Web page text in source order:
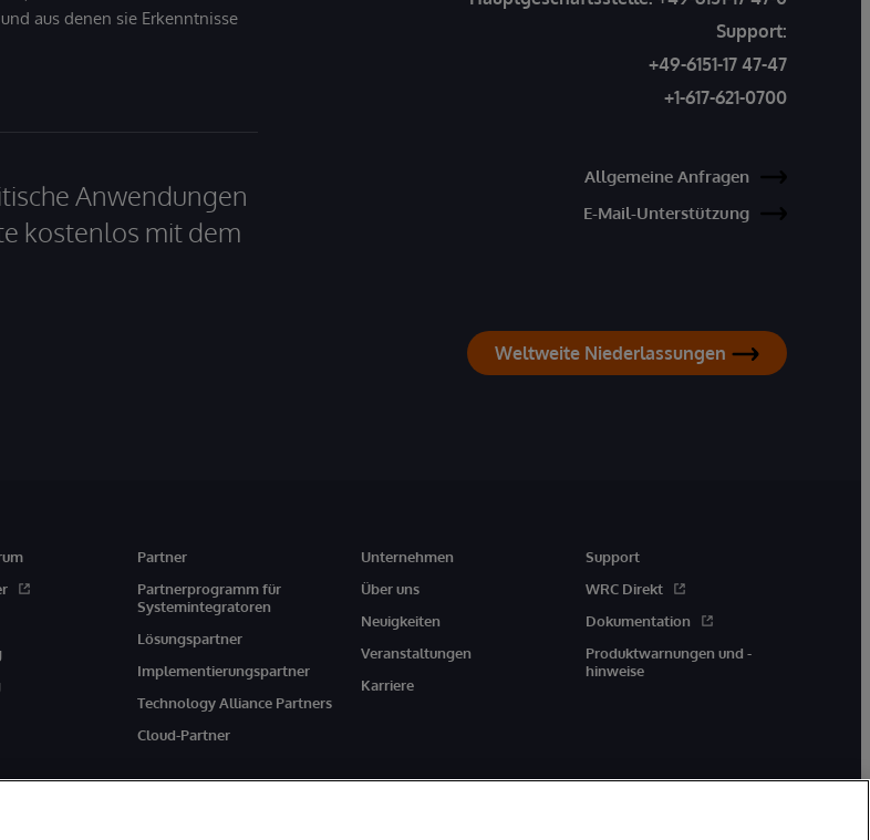
aus denen sie Erkenntnisse
Anwendungen
kostenlos mit dem
Support:
+49-6151-17 47-47
+1-617-621-0700
Allgemeine Anfragen
E-Mail-Unterstützung
Weltweite Niederlassungen
Partner
Partnerprogramm für
Systemintegratoren
Lösungspartner
Implementierungspartner
Technology Alliance Partners
Cloud-Partner
Unternehmen
Über uns
Neuigkeiten
Veranstaltungen
Karriere
Support
WRC Direkt
Dokumentation
Produktwarnungen und -
hinweise